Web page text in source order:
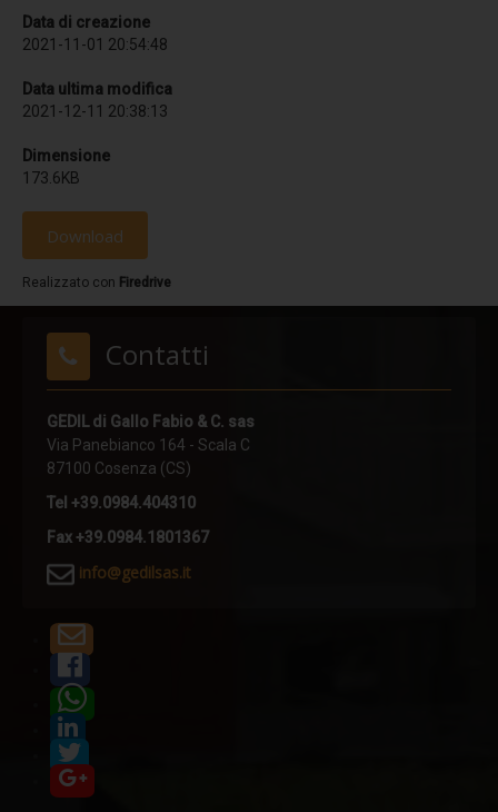
Dispositivi TIPO C
Linea vita H-STOP HI
Linea vita H-STOP
Linea vita V-STOP
R-STOP BINARIO
POLE
POLE HI
TURN POLE
SHORT POLE
PIN
RING
UNDER FLEX
PLATE X
PLATE X PLUS
CRIMP
Data di creazione
2021-11-01 20:54:48
Data ultima modifica
2021-12-11 20:38:13
Dimensione
173.6KB
Download
Realizzato con Firedrive
Contatti
GEDIL di Gallo Fabio & C. sas
Via Panebianco 164 - Scala C
87100 Cosenza (CS)
Tel +39.0984.404310
Fax +39.0984.1801367
info@gedilsas.it